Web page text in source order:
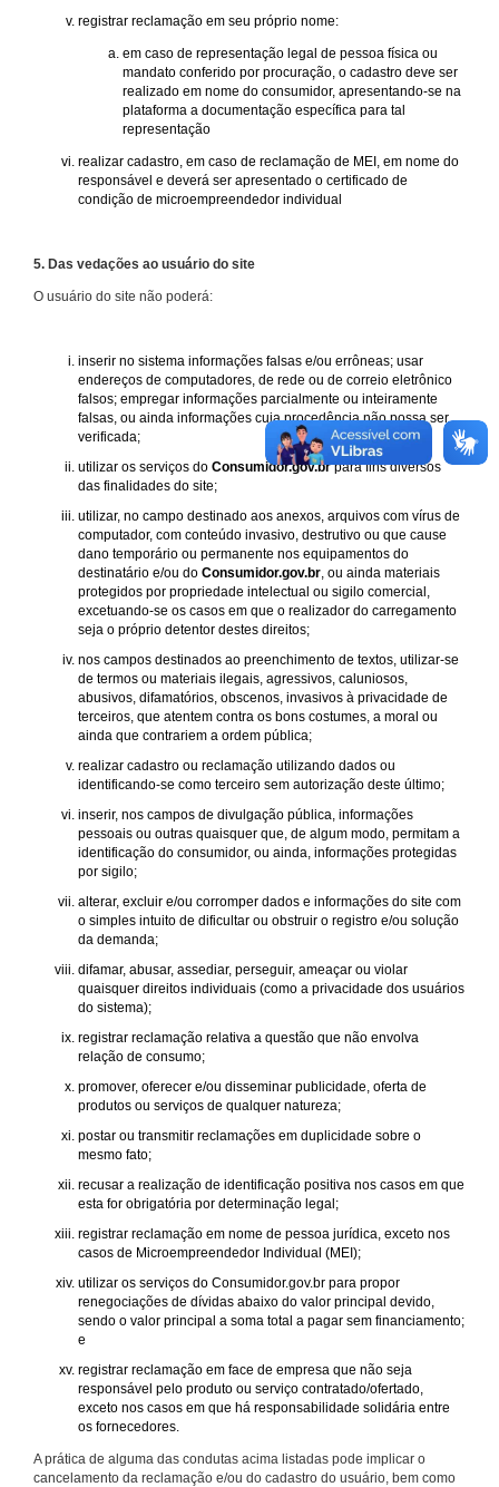
registrar reclamação em seu próprio nome:
em caso de representação legal de pessoa física ou
mandato conferido por procuração, o cadastro deve ser
realizado em nome do consumidor, apresentando-se na
plataforma a documentação específica para tal
representação
realizar cadastro, em caso de reclamação de MEI, em nome do
responsável e deverá ser apresentado o certificado de
condição de microempreendedor individual
5. Das vedações ao usuário do site
O usuário do site não poderá:
inserir no sistema informações falsas e/ou errôneas; usar
endereços de computadores, de rede ou de correio eletrônico
falsos; empregar informações parcialmente ou inteiramente
falsas, ou ainda informações cuja procedência não possa ser
verificada;
utilizar os serviços do Consumidor.gov.brpara fins diversos
das finalidades do site;
utilizar, no campo destinado aos anexos, arquivos com vírus de
computador, com conteúdo invasivo, destrutivo ou que cause
dano temporário ou permanente nos equipamentos do
destinatário e/ou do Consumidor.gov.br , ou ainda materiais
protegidos por propriedade intelectual ou sigilo comercial,
excetuando-se os casos em que o realizador do carregamento
seja o próprio detentor destes direitos;
nos campos destinados ao preenchimento de textos, utilizar-se
de termos ou materiais ilegais, agressivos, caluniosos,
abusivos, difamatórios, obscenos, invasivos à privacidade de
terceiros, que atentem contra os bons costumes, a moral ou
ainda que contrariem a ordem pública;
realizar cadastro ou reclamação utilizando dados ou
identificando-se como terceiro sem autorização deste último;
inserir, nos campos de divulgação pública, informações
pessoais ou outras quaisquer que, de algum modo, permitam a
identificação do consumidor, ou ainda, informações protegidas
por sigilo;
alterar, excluir e/ou corromper dados e informações do site com
o simples intuito de dificultar ou obstruir o registro e/ou solução
da demanda;
difamar, abusar, assediar, perseguir, ameaçar ou violar
quaisquer direitos individuais (como a privacidade dos usuários
do sistema);
registrar reclamação relativa a questão que não envolva
relação de consumo;
promover, oferecer e/ou disseminar publicidade, oferta de
produtos ou serviços de qualquer natureza;
postar ou transmitir reclamações em duplicidade sobre o
mesmo fato;
recusar a realização de identificação positiva nos casos em que
esta for obrigatória por determinação legal;
registrar reclamação em nome de pessoa jurídica, exceto nos
casos de Microempreendedor Individual (MEI);
utilizar os serviços do Consumidor.gov.br para propor
renegociações de dívidas abaixo do valor principal devido,
sendo o valor principal a soma total a pagar sem financiamento;
e
registrar reclamação em face de empresa que não seja
responsável pelo produto ou serviço contratado/ofertado,
exceto nos casos em que há responsabilidade solidária entre
os fornecedores.
A prática de alguma das condutas acima listadas pode implicar o
cancelamento da reclamação e/ou do cadastro do usuário, bem como